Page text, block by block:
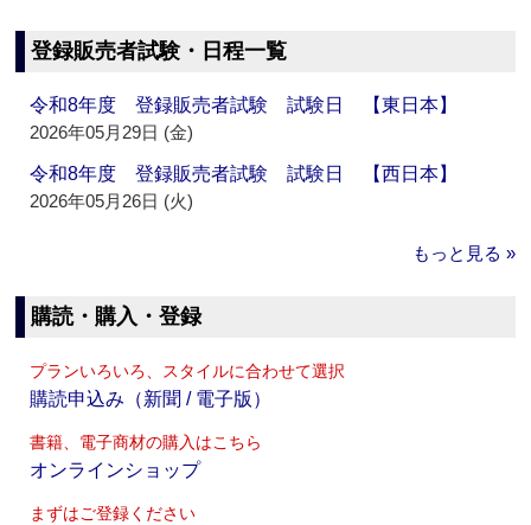
登録販売者試験・日程一覧
令和8年度 登録販売者試験 試験日 【東日本】
2026年05月29日 (金)
令和8年度 登録販売者試験 試験日 【西日本】
2026年05月26日 (火)
もっと見る »
購読・購入・登録
プランいろいろ、スタイルに合わせて選択
購読申込み（新聞 / 電子版）
書籍、電子商材の購入はこちら
オンラインショップ
まずはご登録ください